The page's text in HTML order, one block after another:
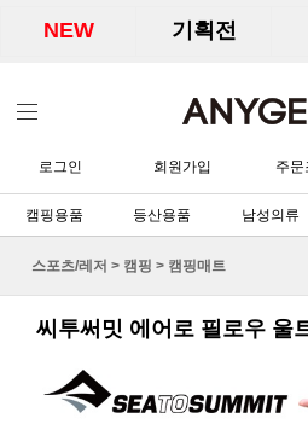
NEW 기획전
로그인 회원가입 주문
캠핑용품 등산용품 남성의류
스포츠/레저 > 캠핑 > 캠핑매트
씨투써밋 에어로 필로우 울